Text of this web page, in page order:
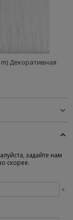
m) Декоративная
задайте нам
скорее.